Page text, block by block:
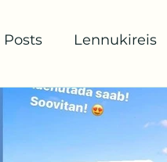
Posts Lennukireis